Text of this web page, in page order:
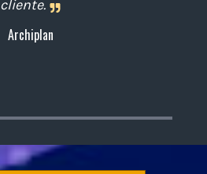
cliente.
Archiplan